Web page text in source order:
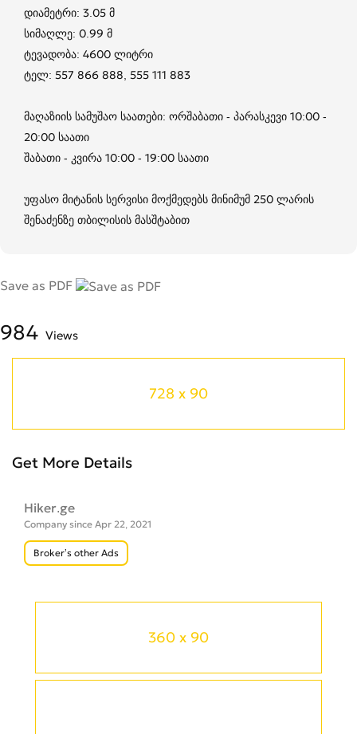
360 x 90
დიამეტრი: 3.05 მ
სიმაღლე: 0.99 მ
ტევადობა: 4600 ლიტრი
ტელ: 557 866 888, 555 111 883
მაღაზიის სამუშაო საათები: ორშაბათი - პარასკევი 10:00 -
20:00 საათი
შაბათი - კვირა 10:00 - 19:00 საათი
უფასო მიტანის სერვისი მოქმედებს მინიმუმ 250 ლარის
შენაძენზე თბილისის მასშტაბით
Save as PDF
984 Views
728 x 90
Get More Details
Hiker.ge
Company since Apr 22, 2021
Broker’s other Ads